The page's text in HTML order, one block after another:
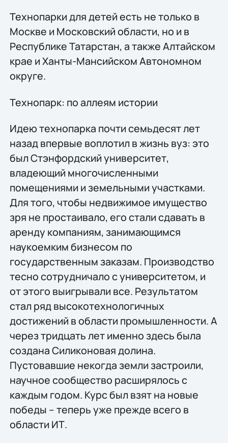
Технопарки для детей есть не только в
Москве и Московский области, но и в
Республике Татарстан, а также Алтайском
крае и Ханты-Мансийском Автономном
округе.
Технопарк: по аллеям истории
Идею технопарка почти семьдесят лет
назад впервые воплотил в жизнь вуз: это
был Стэнфордский университет,
владеющий многочисленными
помещениями и земельными участками.
Для того, чтобы недвижимое имущество
зря не простаивало, его стали сдавать в
аренду компаниям, занимающимся
наукоемким бизнесом по
государственным заказам. Производство
тесно сотрудничало с университетом, и
от этого выигрывали все. Результатом
стал ряд высокотехнологичных
достижений в области промышленности. А
через тридцать лет именно здесь была
создана Силиконовая долина.
Пустовавшие некогда земли застроили,
научное сообщество расширялось с
каждым годом. Курс был взят на новые
победы – теперь уже прежде всего в
области ИТ.